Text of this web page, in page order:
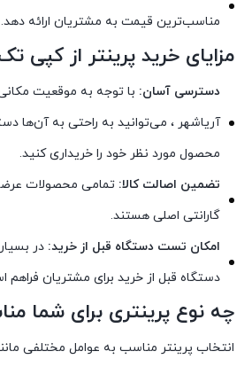
مناسب‌ترین قیمت به مشتریان ارائه دهد.
مزایای خرید پرینتر از کپی
دسترسی آسان: با توجه به موقعیت
آریاشهر ، می‌توانید به راحتی به آن‌ها
محصول مورد نظر خود را خریداری کنید.
تضمین اصالت کالا: تمامی محصولات
گارانتی اصلی هستند.
امکان تست دستگاه قبل از خرید: در
دستگاه قبل از خرید برای مشتریان فراهم
چه نوع پرینتری برای شما
انتخاب پرینتر مناسب به عوامل مختلفی